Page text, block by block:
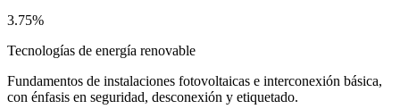
3.75%
Tecnologías de energía renovable
Fundamentos de instalaciones fotovoltaicas e interconexión básica,
con énfasis en seguridad, desconexión y etiquetado.